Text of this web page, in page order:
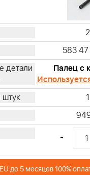
2
583
Палец с
1
-
до 5 месяцев 100%